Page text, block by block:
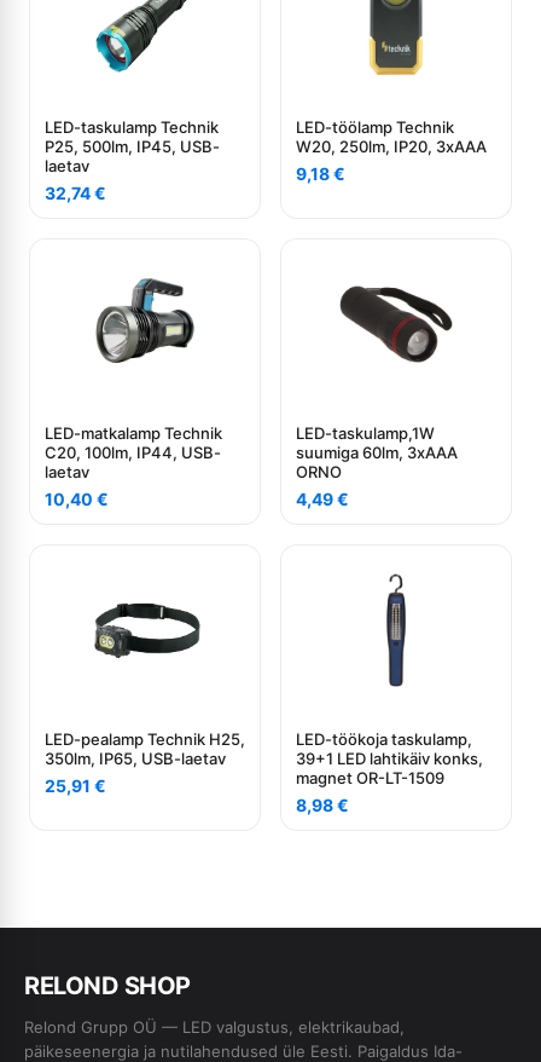
LED-taskulamp Technik
P25, 500lm, IP45, USB-
laetav
32,74€
LED-töölamp Technik
W20, 250lm, IP20, 3xAAA
9,18€
LED-matkalamp Technik
C20, 100lm, IP44, USB-
laetav
10,40 €
LED-taskulamp,1W
suumiga 60lm, 3xAAA
ORNO
4,49€
LED-pealamp Technik H25,
350lm, IP65, USB-laetav
25,91 €
LED-töökoja taskulamp,
39+1 LED lahtikäiv konks,
magnet OR-LT-1509
8,98€
RELOND SHOP
Relond Grupp OÜ — LED valgustus, elektrikaubad,
päikeseenergia ja nutilahendused üle Eesti. Paigaldus Ida-